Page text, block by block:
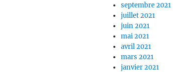
septembre 2021
juillet 2021
juin 2021
mai 2021
avril 2021
mars 2021
janvier 2021